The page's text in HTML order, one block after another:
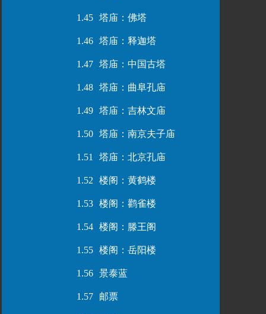
1.45 塔庙：佛塔
1.46 塔庙：释迦塔
1.47 塔庙：中国古塔
1.48 塔庙：曲阜孔庙
1.49 塔庙：吉林文庙
1.50 塔庙：南京夫子庙
1.51 塔庙：北京孔庙
1.52 楼阁：黄鹤楼
1.53 楼阁：鹳雀楼
1.54 楼阁：滕王阁
1.55 楼阁：岳阳楼
1.56 景泰蓝
1.57 邮票